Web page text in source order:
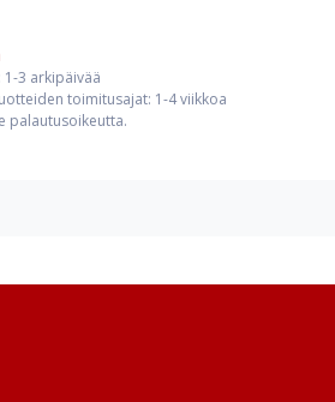
3 arkipäivää
toimitusajat: 1-4 viikkoa
palautusoikeutta.